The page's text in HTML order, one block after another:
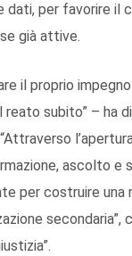
per favorire il
già attive.
il proprio
subito” – ha
ascolto e
per costruire
secondaria”,